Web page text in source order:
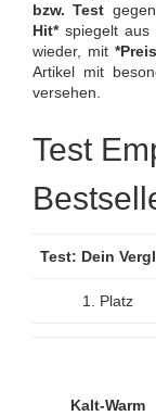
bzw. Test
Hit*spiegelt aus
wieder, mit
Artikel mit
versehen.
Test
Test: Dein
1. Platz
Kalt-Warm